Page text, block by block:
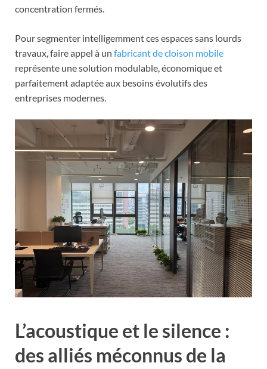
concentration fermés.
Pour segmenter intelligemment ces espaces sans lourds
travaux, faire appel à un fabricant de cloison mobile
représente une solution modulable, économique et
parfaitement adaptée aux besoins évolutifs des
entreprises modernes.
L’acoustique et le silence :
des alliés méconnus de la